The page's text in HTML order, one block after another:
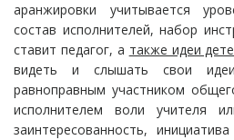
аранжировки учитывается
состав исполнителей, набор
ставит педагог, а также идеи
видеть и слышать свои
равноправным участником
исполнителем воли учителя
заинтересованность,